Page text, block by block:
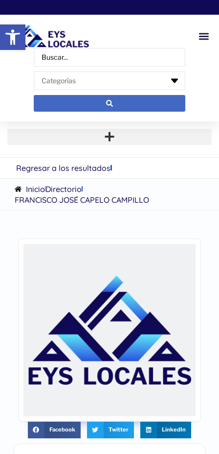
Abrir barra de herramientas
Regresar a los resultados
InicioDirectorio
FRANCISCO JOSÉ CAPELO CAMPILLO
Facebook Twitter LinkedIn